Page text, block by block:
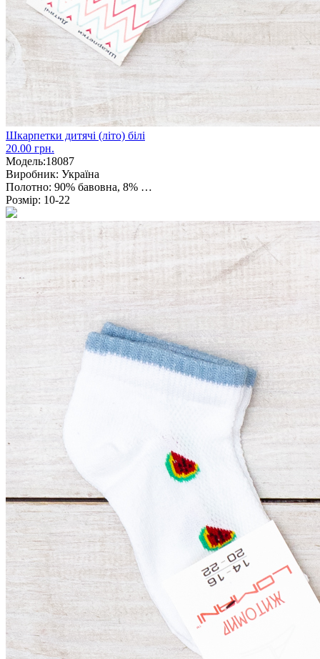
Шкарпетки дитячі (літо) білі
20.00 грн.
Модель:18087
Виробник: Україна
Полотно: 90% бавовна, 8% …
Розмір: 10-22